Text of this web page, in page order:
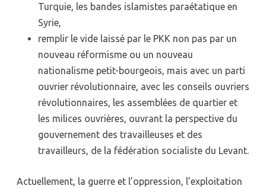
Turquie, les bandes islamistes paraétatique en
Syrie,
remplir le vide laissé par le PKK non pas par un
nouveau réformisme ou un nouveau
nationalisme petit-bourgeois, mais avec un parti
ouvrier révolutionnaire, avec les conseils ouvriers
révolutionnaires, les assemblées de quartier et
les milices ouvrières, ouvrant la perspective du
gouvernement des travailleuses et des
travailleurs, de la fédération socialiste du Levant.
Actuellement, la guerre et l’oppression, l’exploitation